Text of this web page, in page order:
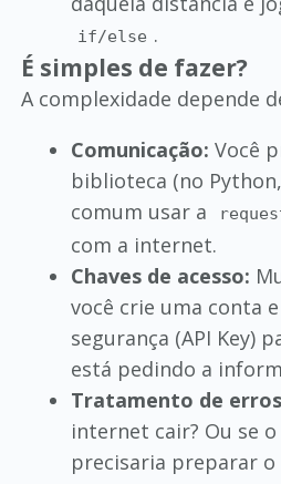
if/else .
É simples de fazer?
A complexidade depende
Comunicação: Você
biblioteca (no
comum usar a
com a internet.
Chaves de acesso:
você crie uma conta
segurança (API Key)
está pedindo a
Tratamento de
internet cair? Ou se o
precisaria preparar